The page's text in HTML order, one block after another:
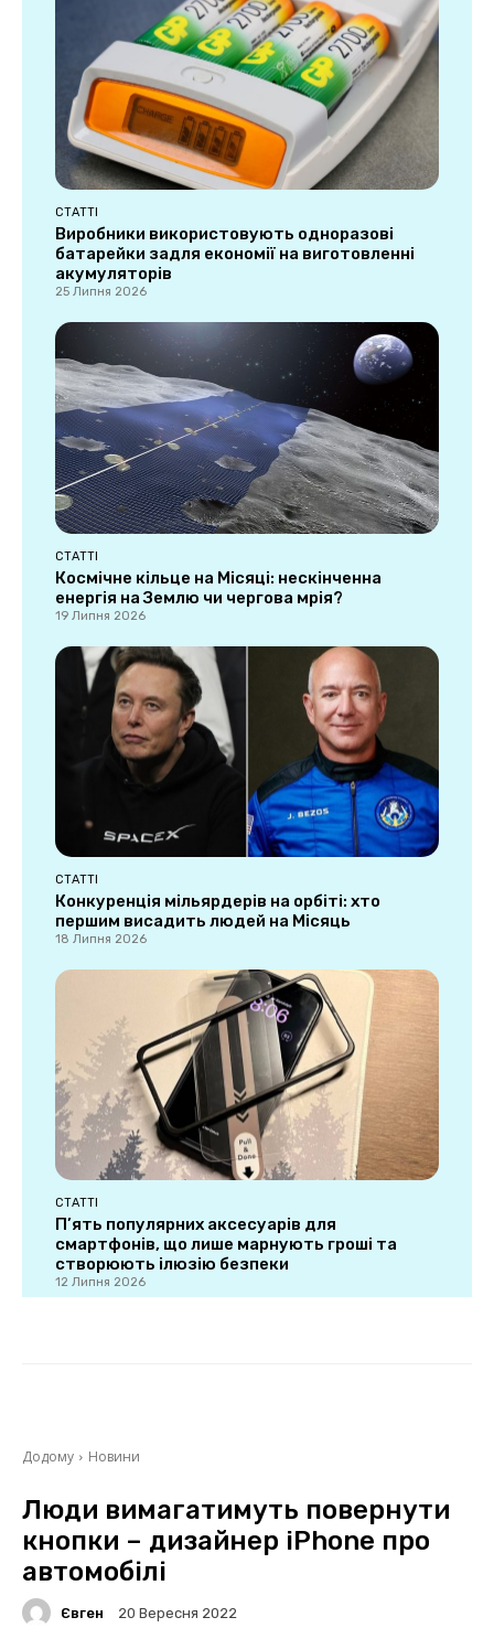
СТАТТІ
Виробники використовують одноразові
батарейки задля економії на виготовленні
акумуляторів
25 Липня 2026
СТАТТІ
Космічне кільце на Місяці: нескінченна
енергія на Землю чи чергова мрія?
19 Липня 2026
СТАТТІ
Конкуренція мільярдерів на орбіті: хто
першим висадить людей на Місяць
18 Липня 2026
СТАТТІ
П’ять популярних аксесуарів для
смартфонів, що лише марнують гроші та
створюють ілюзію безпеки
12 Липня 2026